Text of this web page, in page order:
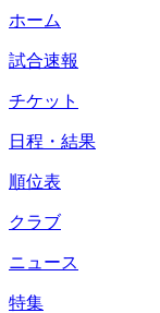
ホーム
試合速報
チケット
日程・結果
順位表
クラブ
ニュース
特集